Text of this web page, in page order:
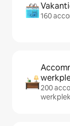
160
200
werkplek